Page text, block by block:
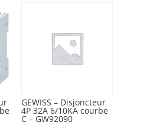
GEWISS – Disjoncteur
4P 32A 6/10KA courbe
C – GW92090